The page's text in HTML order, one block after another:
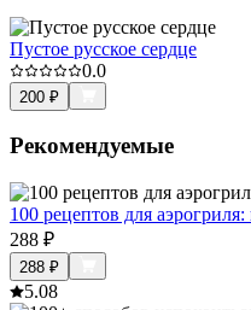
Пустое русское сердце
0.0
200 ₽
Рекомендуемые
100 рецептов для
288 ₽
288 ₽
5.08